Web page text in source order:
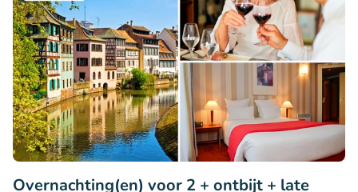
Overnachting(en) voor 2 + ontbijt + late